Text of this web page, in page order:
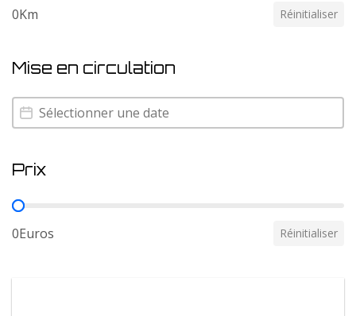
0Km Réinitialiser
Mise en circulation
Mise en circulation
Mise en circulation
Prix
Prix
0Euros Réinitialiser